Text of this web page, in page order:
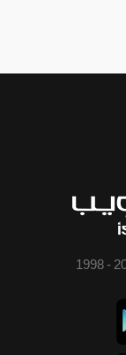
جميع الحقوق محفوظة © 2026 - 1998